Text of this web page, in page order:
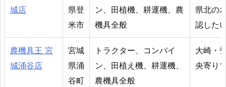
城店
県登
米市
ン、田植機、耕運機、農
機具全般
県北の
認した
農機具王 宮
城涌谷店
宮城
県涌
谷町
トラクター、コンバイ
ン、田植え機、耕運機、
農機具全般
大崎・
央寄り